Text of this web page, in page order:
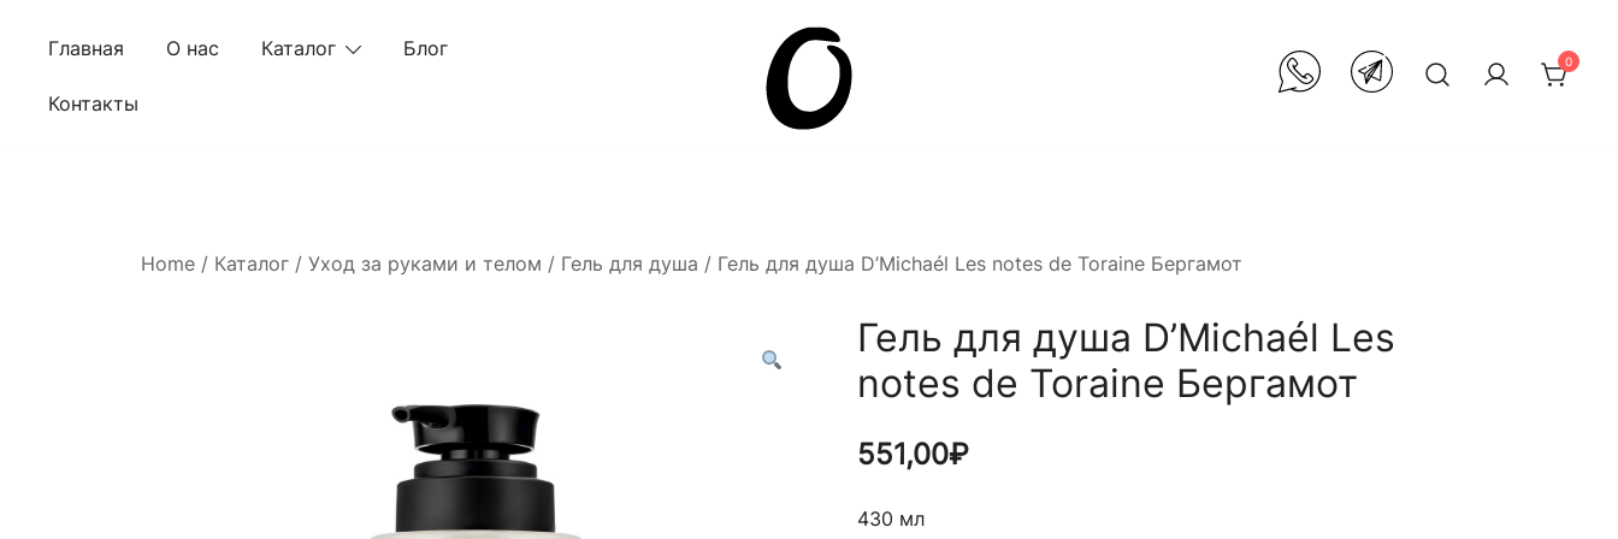
Главная О нас Каталог Блог
Контакты
0
Home / Каталог / Уход за руками и телом / Гель для душа / Гель для душа D’Michaél Les notes de Toraine Бергамот
Гель для душа D’Michaél Les
notes de Toraine Бергамот
551,00₽
430 мл